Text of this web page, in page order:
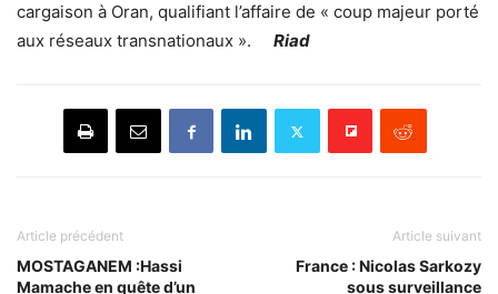
cargaison à Oran, qualifiant l’affaire de « coup majeur porté
aux réseaux transnationaux ». Riad
Article précédent
MOSTAGANEM :Hassi
Mamache en quête d’un
Article suivant
France : Nicolas Sarkozy
sous surveillance